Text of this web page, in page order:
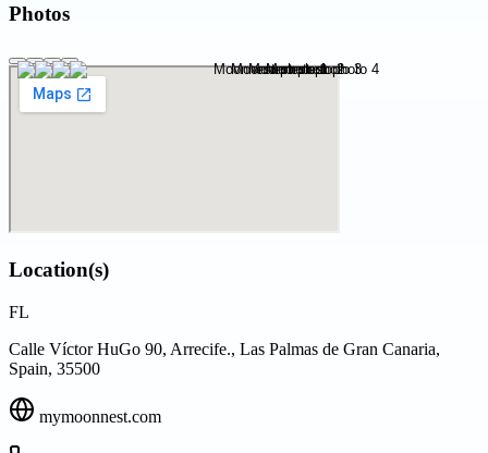
Photos
Location(s)
FL
Calle Víctor HuGo 90, Arrecife., Las Palmas de Gran Canaria,
Spain, 35500
mymoonnest.com